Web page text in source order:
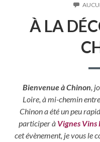
À LA
Bienvenue à Chinon,
Loire, à mi-chemin
Chinon a été un peu
participer à Vignes Vins
cet évènement, je vous le